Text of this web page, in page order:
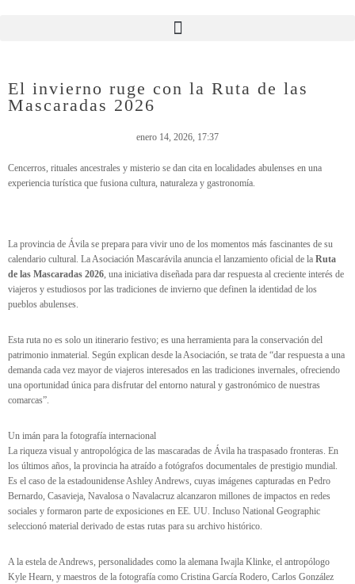
El invierno ruge con la Ruta de las
Mascaradas 2026
enero 14, 2026, 17:37
Cencerros, rituales ancestrales y misterio se dan cita en localidades abulenses en una
experiencia turística que fusiona cultura, naturaleza y gastronomía.
La provincia de Ávila se prepara para vivir uno de los momentos más fascinantes de su
calendario cultural. La Asociación Mascarávila anuncia el lanzamiento oficial de la Ruta
de las Mascaradas 2026 , una iniciativa diseñada para dar respuesta al creciente interés de
viajeros y estudiosos por las tradiciones de invierno que definen la identidad de los
pueblos abulenses.
Esta ruta no es solo un itinerario festivo; es una herramienta para la conservación del
patrimonio inmaterial. Según explican desde la Asociación, se trata de “dar respuesta a una
demanda cada vez mayor de viajeros interesados en las tradiciones invernales, ofreciendo
una oportunidad única para disfrutar del entorno natural y gastronómico de nuestras
comarcas”.
Un imán para la fotografía internacional
La riqueza visual y antropológica de las mascaradas de Ávila ha traspasado fronteras. En
los últimos años, la provincia ha atraído a fotógrafos documentales de prestigio mundial.
Es el caso de la estadounidense Ashley Andrews, cuyas imágenes capturadas en Pedro
Bernardo, Casavieja, Navalosa o Navalacruz alcanzaron millones de impactos en redes
sociales y formaron parte de exposiciones en EE. UU. Incluso National Geographic
seleccionó material derivado de estas rutas para su archivo histórico.
A la estela de Andrews, personalidades como la alemana Iwajla Klinke, el antropólogo
Kyle Hearn, y maestros de la fotografía como Cristina García Rodero, Carlos González